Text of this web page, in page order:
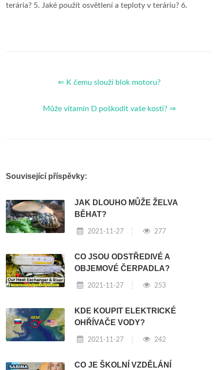
terária? 5. Jaké použít osvětlení a teploty v teráriu? 6.
⇐ K čemu slouží blok motoru?
Může vitamín D poškodit vaše kosti? ⇒
Související příspěvky:
JAK DLOUHO MŮŽE ŽELVA
BĚHAT?
2021-11-27 277
CO JSOU ODSTŘEDIVÉ A
OBJEMOVÉ ČERPADLA?
2021-11-27 253
KDE KOUPIT ELEKTRICKÉ
OHŘÍVAČE VODY?
2021-11-27 242
CO JE ŠKOLNÍ VZDĚLÁNÍ